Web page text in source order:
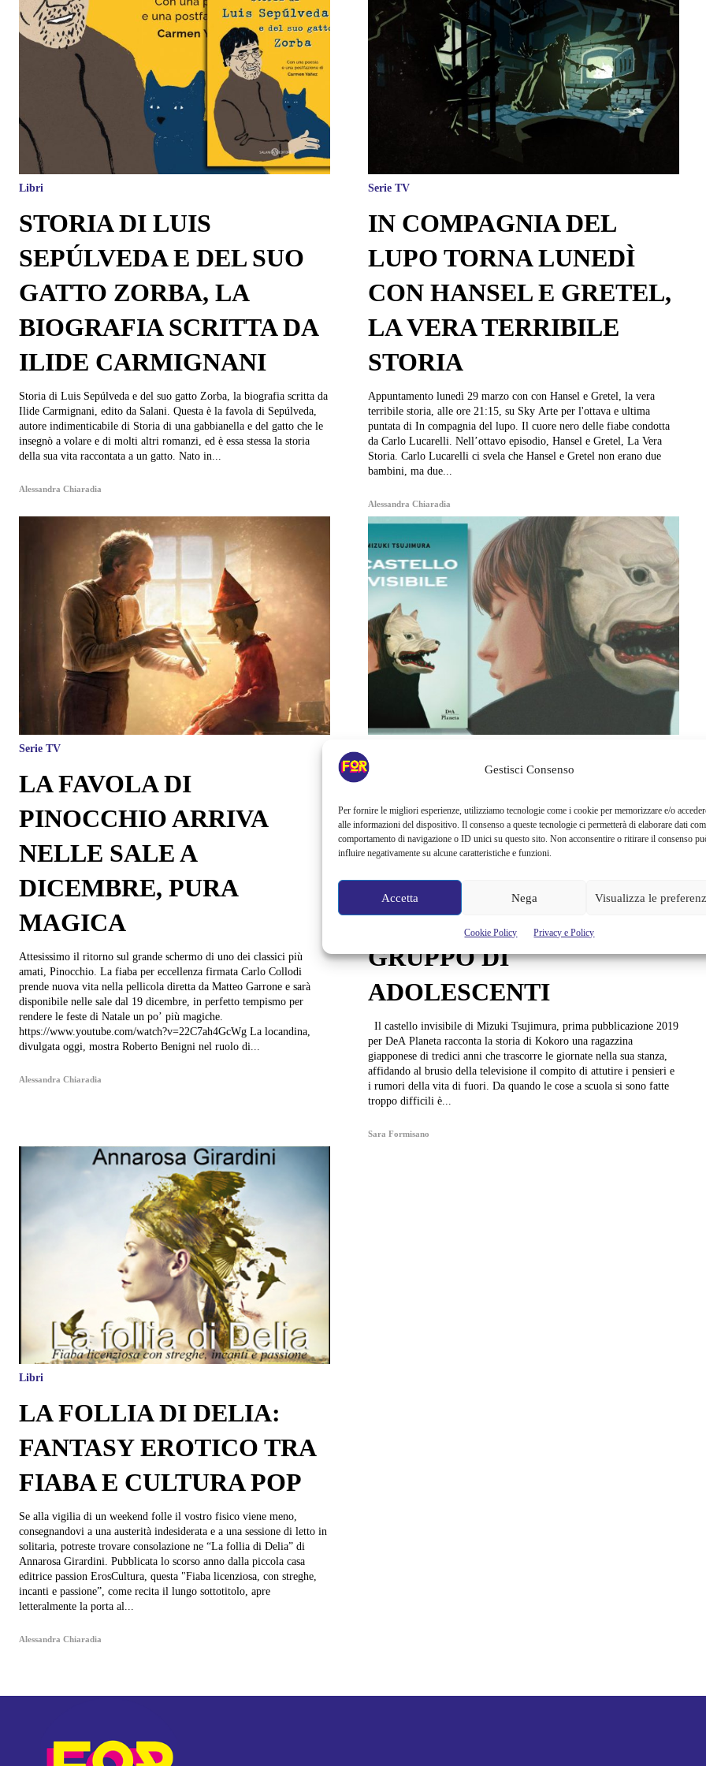
Gestisci Consenso
Per fornire le migliori esperienze, utilizziamo tecnologie come i cookie per memorizzare e/o
alle informazioni del dispositivo. Il consenso a queste tecnologie ci permetterà di elaborare dati
comportamento di navigazione o ID unici su questo sito. Non acconsentire o ritirare il consenso
influire negativamente su alcune caratteristiche e funzioni.
Accetta Nega Visualizza le
Cookie Policy Privacy e Policy
Libri
STORIA DI LUIS
SEPÚLVEDA E DEL SUO
GATTO ZORBA, LA
BIOGRAFIA SCRITTA DA
ILIDE CARMIGNANI
Storia di Luis Sepúlveda e del suo gatto Zorba, la biografia scritta da
Ilide Carmignani, edito da Salani. Questa è la favola di Sepúlveda,
autore indimenticabile di Storia di una gabbianella e del gatto che le
insegnò a volare e di molti altri romanzi, ed è essa stessa la storia
della sua vita raccontata a un gatto. Nato in...
Alessandra Chiaradia
Serie TV
IN COMPAGNIA DEL
LUPO TORNA LUNEDÌ
CON HANSEL E GRETEL,
LA VERA TERRIBILE
STORIA
Appuntamento lunedì 29 marzo con con Hansel e Gretel, la vera
terribile storia, alle ore 21:15, su Sky Arte per l'ottava e ultima
puntata di In compagnia del lupo. Il cuore nero delle fiabe condotta
da Carlo Lucarelli. Nell’ottavo episodio, Hansel e Gretel, La Vera
Storia. Carlo Lucarelli ci svela che Hansel e Gretel non erano due
bambini, ma due...
Alessandra Chiaradia
Serie TV
LA FAVOLA DI
PINOCCHIO ARRIVA
NELLE SALE A
DICEMBRE, PURA
MAGICA
Attesissimo il ritorno sul grande schermo di uno dei classici più
amati, Pinocchio. La fiaba per eccellenza firmata Carlo Collodi
prende nuova vita nella pellicola diretta da Matteo Garrone e sarà
disponibile nelle sale dal 19 dicembre, in perfetto tempismo per
rendere le feste di Natale un po’ più magiche.
https://www.youtube.com/watch?v=22C7ah4GcWg La locandina,
divulgata oggi, mostra Roberto Benigni nel ruolo di...
Alessandra Chiaradia
IL CASTELLO
INVISIBILE. MAGIA E
FANTASIA PER
RACCONTARE ANGOSCE
E DIFFICOLTÀ DI UN
GRUPPO DI
ADOLESCENTI
per DeA Planeta racconta la storia di Kokoro una ragazzina
giapponese di tredici anni che trascorre le giornate nella sua stanza,
affidando al brusio della televisione il compito di attutire i pensieri e
i rumori della vita di fuori. Da quando le cose a scuola si sono fatte
troppo difficili è...
Sara Formisano
Libri
LA FOLLIA DI DELIA:
FANTASY EROTICO TRA
FIABA E CULTURA POP
Se alla vigilia di un weekend folle il vostro fisico viene meno,
consegnandovi a una austerità indesiderata e a una sessione di letto in
solitaria, potreste trovare consolazione ne “La follia di Delia” di
Annarosa Girardini. Pubblicata lo scorso anno dalla piccola casa
editrice passion ErosCultura, questa "Fiaba licenziosa, con streghe,
incanti e passione”, come recita il lungo sottotitolo, apre
letteralmente la porta al...
Alessandra Chiaradia